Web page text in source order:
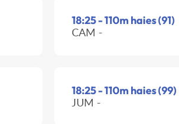
18:25 - 110m haies (91)
CAM -
18:25 - 110m haies (99)
JUM -